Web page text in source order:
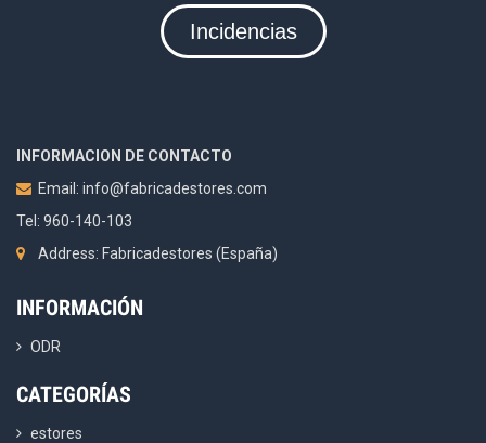
Incidencias
INFORMACION DE CONTACTO
Email: info@fabricadestores.com
Tel: 960-140-103
Address: Fabricadestores (España)
INFORMACIÓN
ODR
CATEGORÍAS
estores